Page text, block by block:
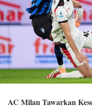
AC Milan Tawarkan